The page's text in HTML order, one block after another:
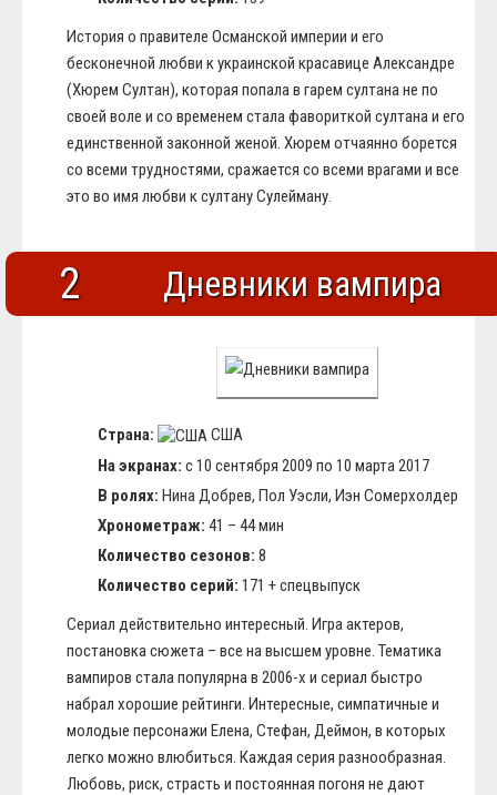
История о правителе Османской империи и его
бесконечной любви к украинской красавице Александре
(Хюрем Султан), которая попала в гарем султана не по
своей воле и со временем стала фавориткой султана и его
единственной законной женой. Хюрем отчаянно борется
со всеми трудностями, сражается со всеми врагами и все
это во имя любви к султану Сулейману.
2 Дневники вампира
Страна:
США
На экранах: с 10 сентября 2009 по 10 марта 2017
В ролях: Нина Добрев, Пол Уэсли, Иэн Сомерхолдер
Хронометраж: 41 – 44 мин
Количество сезонов: 8
Количество серий: 171 + спецвыпуск
Сериал действительно интересный. Игра актеров,
постановка сюжета – все на высшем уровне. Тематика
вампиров стала популярна в 2006-х и сериал быстро
набрал хорошие рейтинги. Интересные, симпатичные и
молодые персонажи Елена, Стефан, Деймон, в которых
легко можно влюбиться. Каждая серия разнообразная.
Любовь, риск, страсть и постоянная погоня не дают